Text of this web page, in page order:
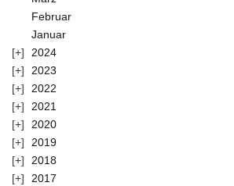
Februar
Januar
2024
2023
2022
2021
2020
2019
2018
2017